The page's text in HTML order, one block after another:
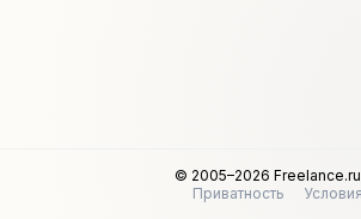
© 2005–2026 Freelance.ru
Приватность
Условия